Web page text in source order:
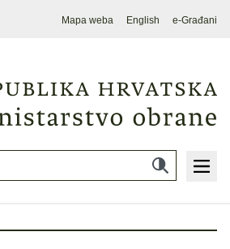
Mapa weba English e-Građani